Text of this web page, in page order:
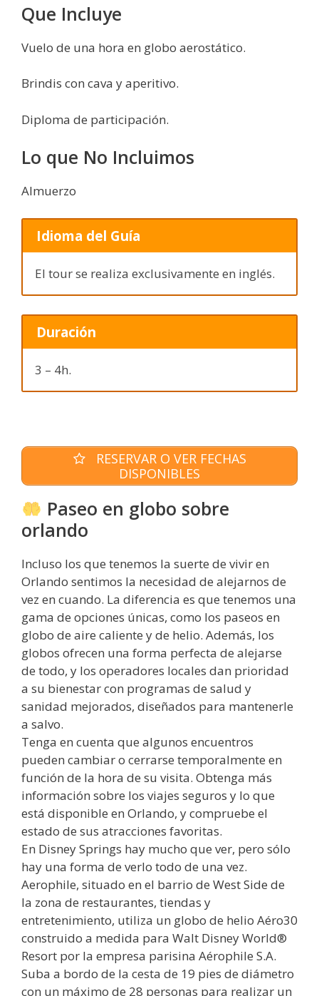
Que Incluye
Vuelo de una hora en globo aerostático.
Brindis con cava y aperitivo.
Diploma de participación.
Lo que No Incluimos
Almuerzo
Idioma del Guía
El tour se realiza exclusivamente en inglés.
Duración
3 – 4h.
RESERVAR O VER FECHAS
DISPONIBLES
Paseo en globo sobre
orlando
Incluso los que tenemos la suerte de vivir en
Orlando sentimos la necesidad de alejarnos de
vez en cuando. La diferencia es que tenemos una
gama de opciones únicas, como los paseos en
globo de aire caliente y de helio. Además, los
globos ofrecen una forma perfecta de alejarse
de todo, y los operadores locales dan prioridad
a su bienestar con programas de salud y
sanidad mejorados, diseñados para mantenerle
a salvo.
Tenga en cuenta que algunos encuentros
pueden cambiar o cerrarse temporalmente en
función de la hora de su visita. Obtenga más
información sobre los viajes seguros y lo que
está disponible en Orlando, y compruebe el
estado de sus atracciones favoritas.
En Disney Springs hay mucho que ver, pero sólo
hay una forma de verlo todo de una vez.
Aerophile, situado en el barrio de West Side de
la zona de restaurantes, tiendas y
entretenimiento, utiliza un globo de helio Aéro30
construido a medida para Walt Disney World®
Resort por la empresa parisina Aérophile S.A.
Suba a bordo de la cesta de 19 pies de diámetro
con un máximo de 28 personas para realizar un